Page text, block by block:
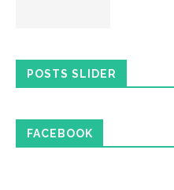
POSTS SLIDER
FACEBOOK